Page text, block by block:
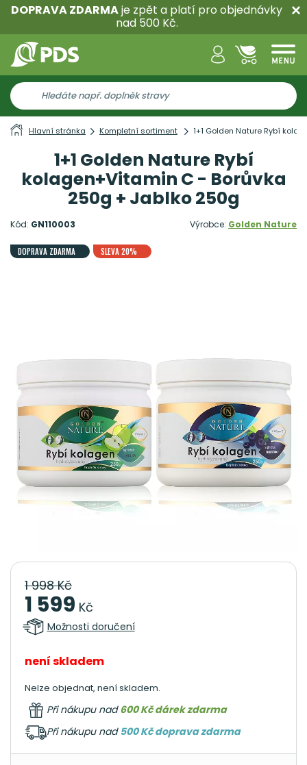
DOPRAVA ZDARMAje zpět a platí pro objednávky
nad 500 Kč.
Hlavní stránka Kompletní sortiment 1+1 Golden Nature Rybí
1+1 Golden Nature Rybí
kolagen+Vitamin C - Borůvka
250g + Jablko 250g
Kód: GN110003 Výrobce: Golden Nature
DOPRAVA ZDARMA SLEVA 20%
1 998 Kč
1 599 Kč
Možnosti doručení
není skladem
Nelze objednat, není skladem.
Při nákupu nad600 Kč dárek zdarma
Při nákupu nad 500 Kč doprava zdarma